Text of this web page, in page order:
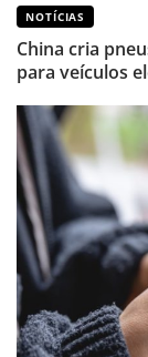
NOTÍCIAS
China cria
para veículos